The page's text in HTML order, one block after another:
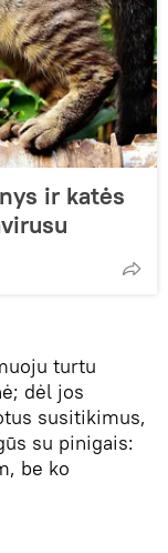
ir katės
turtu
dėl jos
susitikimus,
su pinigais:
be ko